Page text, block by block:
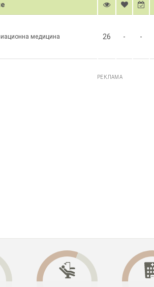
медицина
26 - -
РЕКЛАМА